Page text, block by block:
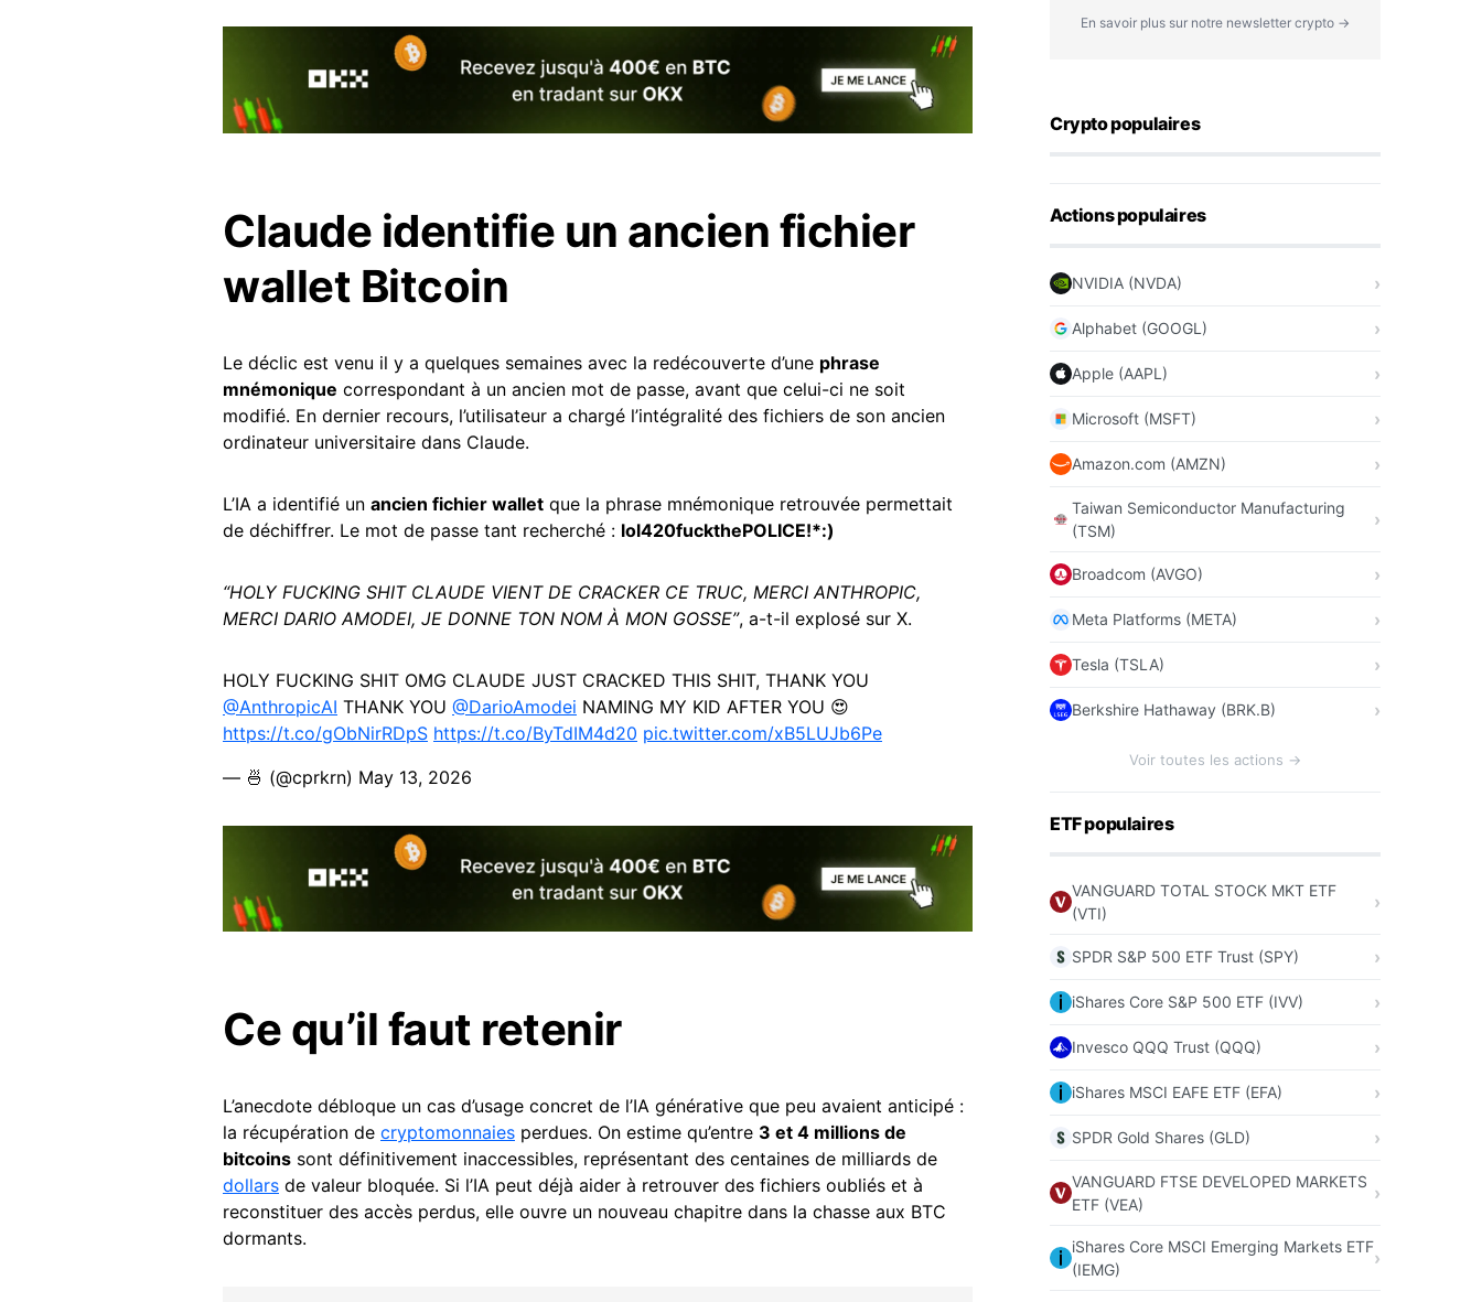
Claude identifie un ancien fichier
wallet Bitcoin
Le déclic est venu il y a quelques semaines avec la redécouverte d’une phrase
mnémonique correspondant à un ancien mot de passe, avant que celui-ci ne soit
modifié. En dernier recours, l’utilisateur a chargé l’intégralité des fichiers de son ancien
ordinateur universitaire dans Claude.
L’IA a identifié un ancien fichier wallet que la phrase mnémonique retrouvée permettait
de déchiffrer. Le mot de passe tant recherché : lol420fuckthePOLICE!*:)
“HOLY FUCKING SHIT CLAUDE VIENT DE CRACKER CE TRUC, MERCI ANTHROPIC,
MERCI DARIO AMODEI, JE DONNE TON NOM À MON GOSSE”, a-t-il explosé sur X.
HOLY FUCKING SHIT OMG CLAUDE JUST CRACKED THIS SHIT, THANK YOU
@AnthropicAI THANK YOU @DarioAmodei NAMING MY KID AFTER YOU 😍
https://t.co/gObNirRDpS https://t.co/ByTdIM4d20 pic.twitter.com/xB5LUJb6Pe
— 🍜 (@cprkrn) May 13, 2026
Ce qu’il faut retenir
L’anecdote débloque un cas d’usage concret de l’IA générative que peu avaient anticipé :
la récupération de cryptomonnaies perdues. On estime qu’entre 3 et 4 millions de
bitcoins sont définitivement inaccessibles, représentant des centaines de milliards de
dollars de valeur bloquée. Si l’IA peut déjà aider à retrouver des fichiers oubliés et à
reconstituer des accès perdus, elle ouvre un nouveau chapitre dans la chasse aux BTC
dormants.
En savoir plus sur notre newsletter crypto →
Crypto populaires
Actions populaires
NVIDIA (NVDA)
Alphabet (GOOGL)
Apple (AAPL)
Microsoft (MSFT)
Amazon.com (AMZN)
Taiwan Semiconductor Manufacturing
(TSM)
Broadcom (AVGO)
Meta Platforms (META)
Tesla (TSLA)
Berkshire Hathaway (BRK.B)
Voir toutes les actions →
ETF populaires
VANGUARD TOTAL STOCK MKT ETF
(VTI)
SPDR S&P 500 ETF Trust (SPY)
iShares Core S&P 500 ETF (IVV)
Invesco QQQ Trust (QQQ)
iShares MSCI EAFE ETF (EFA)
SPDR Gold Shares (GLD)
VANGUARD FTSE DEVELOPED MARKETS
ETF (VEA)
iShares Core MSCI Emerging Markets ETF
(IEMG)